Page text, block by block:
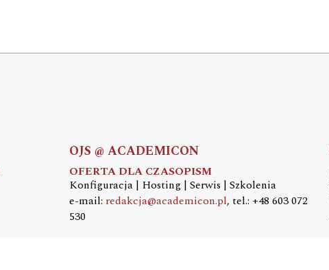
OJS @ ACADEMICON
OFERTA DLA CZASOPISM
Konfiguracja | Hosting | Serwis | Szkolenia
e-mail: redakcja@academicon.pl, tel.: +48 603 072
530